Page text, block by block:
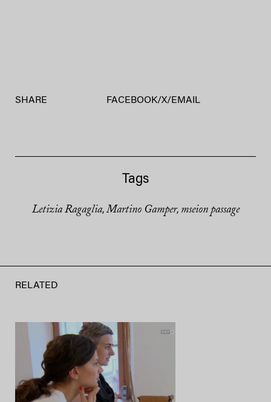
SHARE FACEBOOK/X/ EMAIL
Tags
Letizia Ragaglia, Martino Gamper, mseion passage
RELATED